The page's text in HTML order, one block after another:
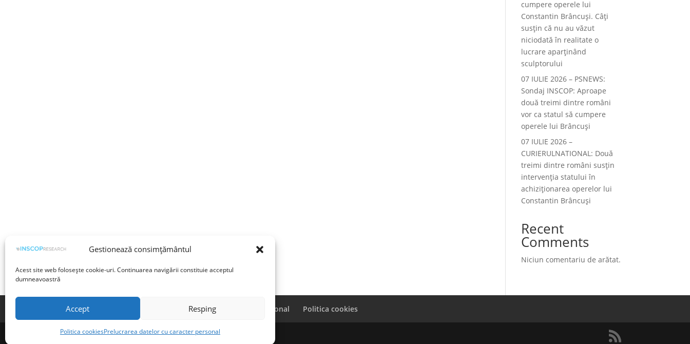
Gestionează consimțământul
Acest site web folosește cookie-uri. Continuarea navigării constituie acceptul
dumneavoastră
Accept Resping
Politica cookiesPrelucrarea datelor cu caracter personal
cumpere operele lui
Constantin Brâncuși. Câți
susțin că nu au văzut
niciodată în realitate o
lucrare aparținând
sculptorului
07 IULIE 2026 – PSNEWS:
Sondaj INSCOP: Aproape
două treimi dintre români
vor ca statul să cumpere
operele lui Brâncuși
07 IULIE 2026 –
CURIERULNATIONAL: Două
treimi dintre români susțin
intervenția statului în
achiziționarea operelor lui
Constantin Brâncuși
Recent
Comments
Niciun comentariu de arătat.
Termeni și condiții Prelucrarea datelor cu caracter personal Politica cookies
©INSCOP Research